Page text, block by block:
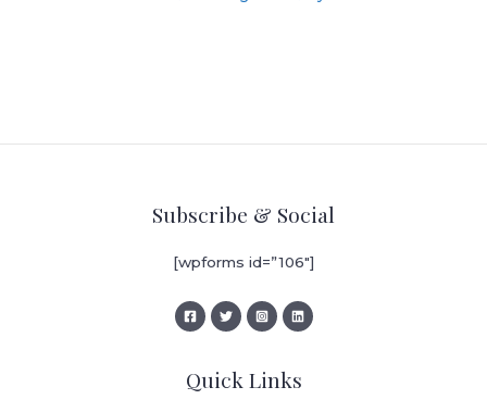
Subscribe & Social
[wpforms id=”106″]
Quick Links